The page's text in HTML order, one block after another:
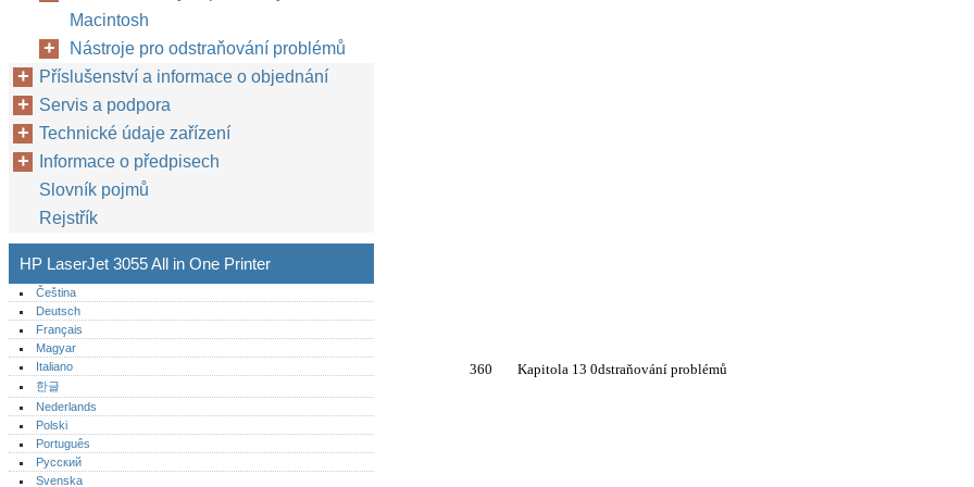
360 Kapitola 13 0dstraňování problémů
Macintosh
Nástroje pro odstraňování problémů
Příslušenství a informace o objednání
Servis a podpora
Technické údaje zařízení
Informace o předpisech
Slovník pojmů
Rejstřík
HP LaserJet 3055 All in One Printer
Čeština
Deutsch
Français
Magyar
Italiano
한글
Nederlands
Polski
Português‎
Русский
Svenska